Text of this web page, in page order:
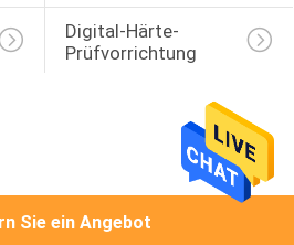
Digital-Härte-
Prüfvorrichtung
Sie ein Angebot